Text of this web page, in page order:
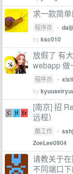
求一款简
程序员 •
byksc010
放假了 有
webapp 做
程序员 •
by
[南京] 招
远程）
酷工作 •
ZoeLee0904
请教关于
不同端口